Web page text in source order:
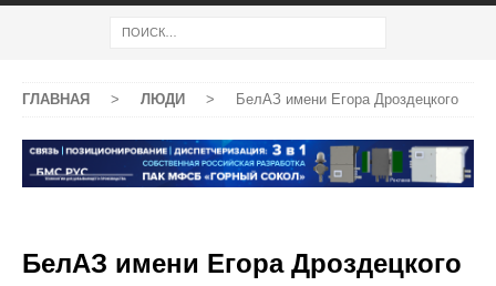
ГЛАВНАЯ > ЛЮДИ > БелАЗ имени Егора Дроздецкого
БелАЗ имени Егора Дроздецкого